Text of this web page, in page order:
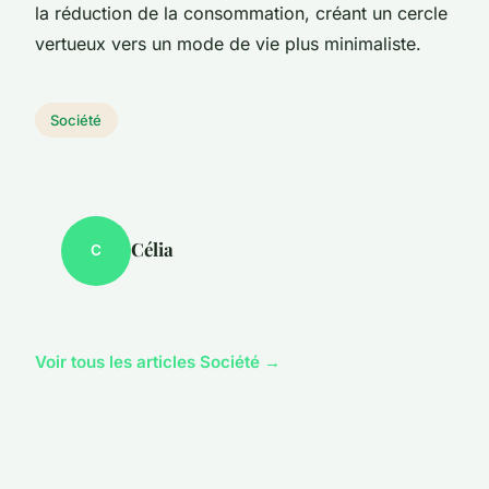
la réduction de la consommation, créant un cercle
vertueux vers un mode de vie plus minimaliste.
Société
C Célia
Voir tous les articles Société →